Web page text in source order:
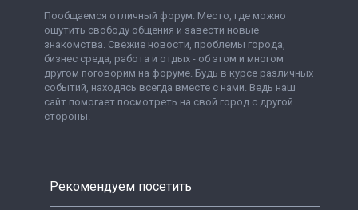
Пообщаемся отличный форум. Место, где можно
ощутить свободу общения и завести новые
знакомства. Свежие новости, проблемы города,
бизнес среда, работа и отдых - об этом и многом
другом поговорим на форуме. Будь в курсе различных
событий, находясь всегда вместе с нами. Ведь наш
сайт помогает посмотреть на свой город с другой
стороны.
Рекомендуем посетить